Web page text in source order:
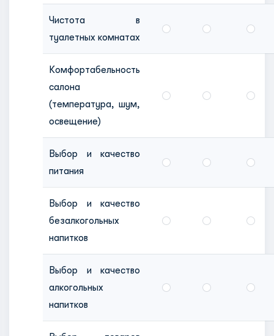
Чистота в
туалетных комнатах
Комфортабельность
салона
(температура, шум,
освещение)
Выбор и качество
питания
Выбор и качество
безалкогольных
напитков
Выбор и качество
алкогольных
напитков